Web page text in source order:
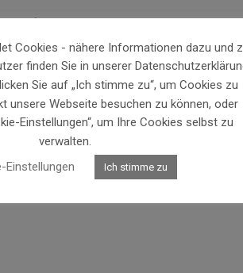
Alimente, Dauer der
Cookies - nähere Informationen dazu und
finden Sie in unserer
Sie auf „Ich stimme zu“, um Cookies zu
unsere Webseite besuchen zu können, oder
Einstellungen“, um Ihre Cookies selbst zu
verwalten.
Einstellungen
Ich stimme zu